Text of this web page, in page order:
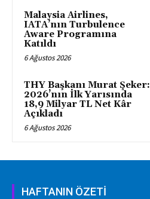
Malaysia Airlines,
IATA’nın Turbulence
Aware Programına
Katıldı
6 Ağustos 2026
THY Başkanı Murat Şeker:
2026’nın İlk Yarısında
18,9 Milyar TL Net Kâr
Açıkladı
6 Ağustos 2026
HAFTANIN ÖZETİ